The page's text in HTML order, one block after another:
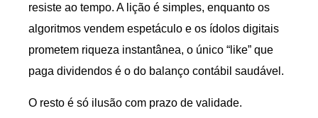
resiste ao tempo. A lição é simples, enquanto os
algoritmos vendem espetáculo e os ídolos digitais
prometem riqueza instantânea, o único “like” que
paga dividendos é o do balanço contábil saudável.
O resto é só ilusão com prazo de validade.